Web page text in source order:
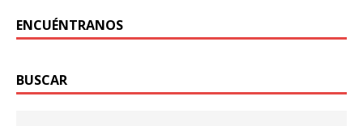
ENCUÉNTRANOS
BUSCAR